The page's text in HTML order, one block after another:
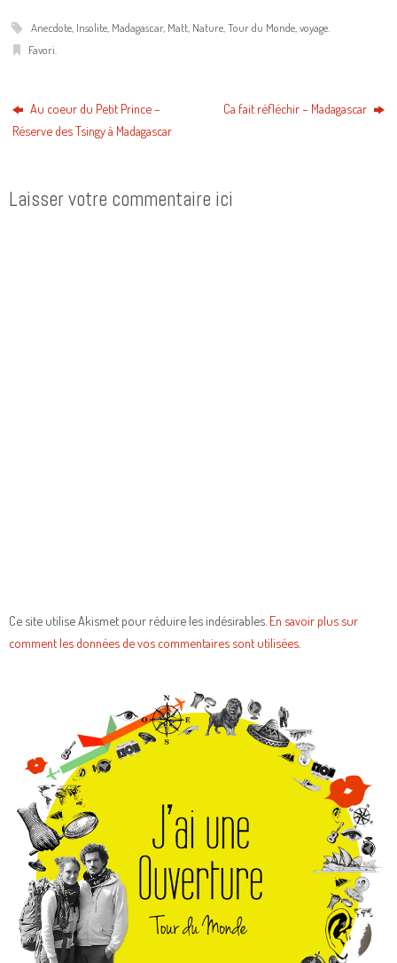
Anecdote, Insolite, Madagascar, Matt, Nature,Tour du Monde,voyage.
Favori.
Au coeur du Petit Prince –
Réserve des Tsingy à Madagascar
Ca fait réfléchir – Madagascar
Laisser votre commentaire ici
Ce site utilise Akismet pour réduire les indésirables. En savoir plus sur
comment les données de vos commentaires sont utilisées